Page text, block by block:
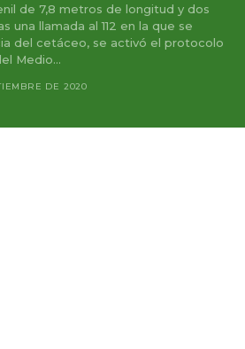
de 7,8 metros de longitud y dos
una llamada al 112 en la que se
del cetáceo, se activó el protocolo
Medio...
DE 2020